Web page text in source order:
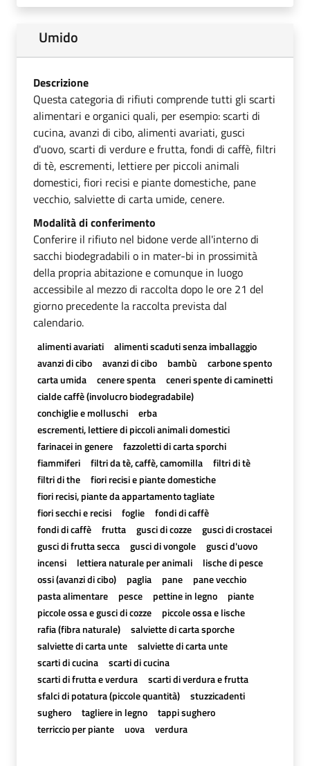
Umido
Descrizione
Questa categoria di rifiuti comprende tutti gli scarti
alimentari e organici quali, per esempio: scarti di
cucina, avanzi di cibo, alimenti avariati, gusci
d'uovo, scarti di verdure e frutta, fondi di caffè, filtri
di tè, escrementi, lettiere per piccoli animali
domestici, fiori recisi e piante domestiche, pane
vecchio, salviette di carta umide, cenere.
Modalità di conferimento
Conferire il rifiuto nel bidone verde all'interno di
sacchi biodegradabili o in mater-bi in prossimità
della propria abitazione e comunque in luogo
accessibile al mezzo di raccolta dopo le ore 21 del
giorno precedente la raccolta prevista dal
calendario.
alimenti avariati
alimenti scaduti senza imballaggio
avanzi di cibo
avanzi di cibo bambù
carbone spento
carta umida
cenere spenta
ceneri spente di caminetti
cialde caffè (involucro biodegradabile)
conchiglie e molluschi
erba
escrementi, lettiere di piccoli animali domestici
farinacei in genere
fazzoletti di carta sporchi
fiammiferi
filtri da tè, caffè, camomilla
filtri di tè
filtri di the
fiori recisi e piante domestiche
fiori recisi, piante da appartamento tagliate
fiori secchi e recisi
foglie
fondi di caffè
fondi di caffè
frutta gusci di cozze
gusci di crostacei
gusci di frutta secca
gusci di vongole
gusci d'uovo
incensi
lettiera naturale per animali
lische di pesce
ossi (avanzi di cibo)
paglia pane
pane vecchio
pasta alimentare
pesce pettine in legno
piante
piccole ossa e gusci di cozze
piccole ossa e lische
rafia (fibra naturale)
salviette di carta sporche
salviette di carta unte
salviette di carta unte
scarti di cucina
scarti di cucina
scarti di frutta e verdura
scarti di verdura e frutta
sfalci di potatura (piccole quantità)
stuzzicadenti
sughero
tagliere in legno
tappi sughero
terriccio per piante
uova verdura